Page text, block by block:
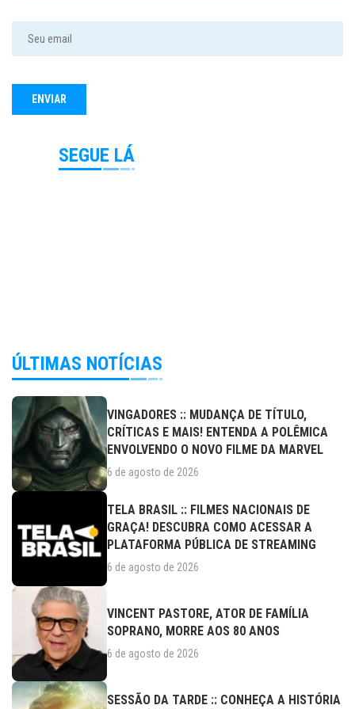
SEGUE LÁ
ÚLTIMAS NOTÍCIAS
VINGADORES :: MUDANÇA DE TÍTULO,
CRÍTICAS E MAIS! ENTENDA A POLÊMICA
ENVOLVENDO O NOVO FILME DA MARVEL
6 de agosto de 2026
TELA BRASIL :: FILMES NACIONAIS DE
GRAÇA! DESCUBRA COMO ACESSAR A
PLATAFORMA PÚBLICA DE STREAMING
6 de agosto de 2026
VINCENT PASTORE, ATOR DE FAMÍLIA
SOPRANO, MORRE AOS 80 ANOS
6 de agosto de 2026
SESSÃO DA TARDE :: CONHEÇA A HISTÓRIA